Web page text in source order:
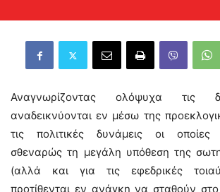
Αναγνωρίζοντας ολόψυχα τις
αναδεικνύονται εν μέσω της
τις πολιτικές δυνάμεις οι οποίες
σθεναρώς τη μεγάλη υπόθεση της
(αλλά και για τις εφεδρικές
προτίθενται εν ανάγκη να σταθούν